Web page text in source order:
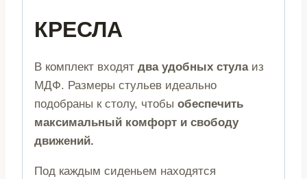
КРЕСЛА
В комплект входят два удобных стулаиз
МДФ. Размеры стульев идеально
подобраны к столу, чтобы обеспечить
максимальный комфорт и свободу
движений.
Под каждым сиденьем находятся